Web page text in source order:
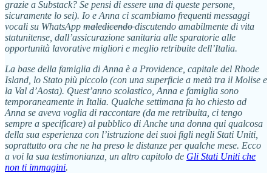
grazie a Substack? Se pensi di essere una di queste persone,
sicuramente lo sei). Io e Anna ci scambiamo frequenti messaggi
vocali su WhatsApp maledicendodiscutendo amabilmente di vita
statunitense, dall’assicurazione sanitaria alle sparatorie alle
opportunità lavorative migliori e meglio retribuite dell’Italia.
La base della famiglia di Anna è a Providence, capitale del Rhode
Island, lo Stato più piccolo (con una superficie a metà tra il Molise e
la Val d’Aosta). Quest’anno scolastico, Anna e famiglia sono
temporaneamente in Italia. Qualche settimana fa ho chiesto ad
Anna se aveva voglia di raccontare (da me retribuita, ci tengo
sempre a specificare) al pubblico di Anche una donna qui qualcosa
della sua esperienza con l’istruzione dei suoi figli negli Stati Uniti,
soprattutto ora che ne ha preso le distanze per qualche mese. Ecco
a voi la sua testimonianza, un altro capitolo de Gli Stati Uniti che
non ti immagini.